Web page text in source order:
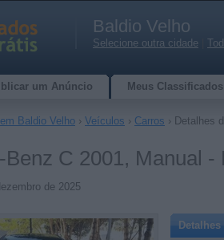
Baldio Velho
Selecione outra cidade
um Anúncio Meus Classificados
Baldio Velho › Veículos › Carros › Detalhes
Benz C 2001, Manual -
de 2025